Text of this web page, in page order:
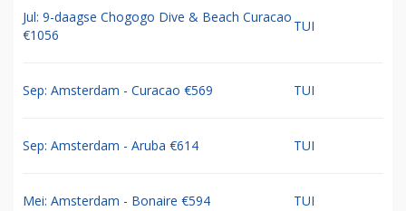
Jul: 9-daagse Chogogo Dive & Beach Curacao
€1056
TUI
Sep: Amsterdam - Curacao €569 TUI
Sep: Amsterdam - Aruba €614 TUI
Mei: Amsterdam - Bonaire €594 TUI